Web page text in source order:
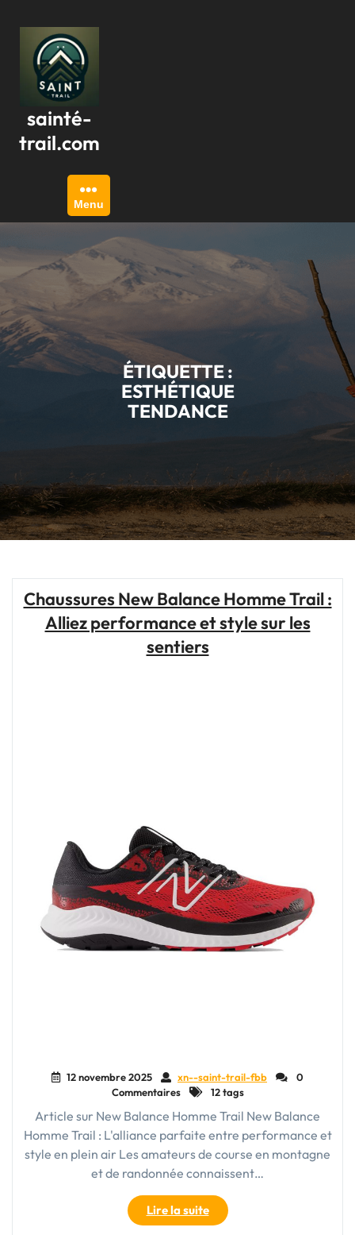
contenu
sainté-
trail.com
Menu
ÉTIQUETTE :
ESTHÉTIQUE
TENDANCE
Chaussures New Balance Homme Trail :
Alliez performance et style sur les
sentiers
12 novembre 2025 xn--saint-trail-fbb
0
Commentaires
12 tags
Article sur New Balance Homme Trail New Balance
Homme Trail : L'alliance parfaite entre performance et
style en plein air Les amateurs de course en montagne
et de randonnée connaissent…
Lire la suite"Chaussures
New